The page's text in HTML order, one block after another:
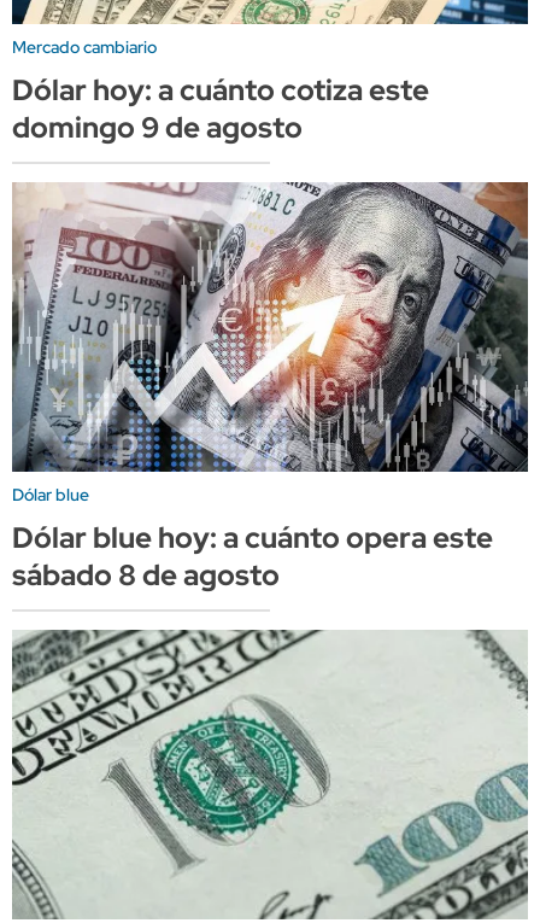
Mercado cambiario
Dólar hoy: a cuánto cotiza este
domingo 9 de agosto
Dólar blue
Dólar blue hoy: a cuánto opera este
sábado 8 de agosto